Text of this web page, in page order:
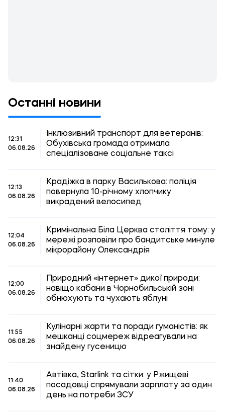
Останні новини
12:31
06.08.26
Інклюзивний транспорт для ветеранів:
Обухівська громада отримала
спеціалізоване соціальне таксі
12:13
06.08.26
Крадіжка в парку Василькова: поліція
повернула 10-річному хлопчику
викрадений велосипед
12:04
06.08.26
Кримінальна Біла Церква століття тому: у
мережі розповіли про бандитське минуле
мікрорайону Олександрія
12:00
06.08.26
Природний «інтернет» дикої природи:
навіщо кабани в Чорнобильській зоні
обнюхують та чухають яблуні
11:55
06.08.26
Кулінарні жарти та поради гуманістів: як
мешканці соцмереж відреагували на
знайдену гусеницю
11:40
06.08.26
Автівка, Starlink та сітки: у Ржищеві
посадовці спрямували зарплату за один
день на потреби ЗСУ